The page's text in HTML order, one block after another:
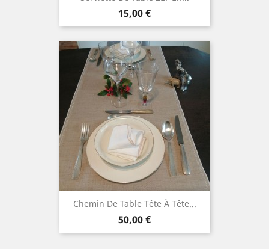
Prix
15,00 €
Chemin De Table Tête À Tête...
Prix
50,00 €